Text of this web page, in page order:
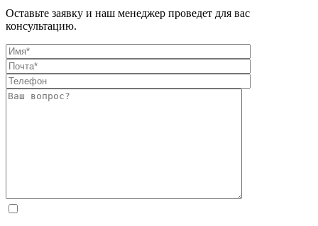
Оставьте заявку и наш менеджер проведет для вас
консультацию.